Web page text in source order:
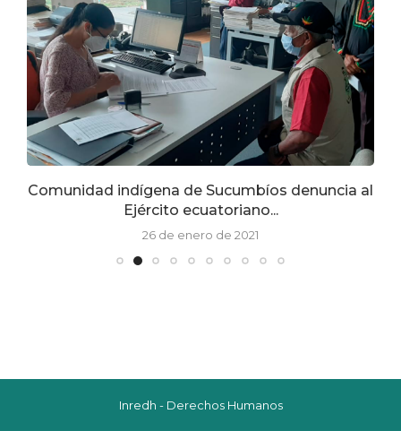
Comunidad indígena de Sucumbíos denuncia al
Ejército ecuatoriano...
26 de enero de 2021
Inredh - Derechos Humanos